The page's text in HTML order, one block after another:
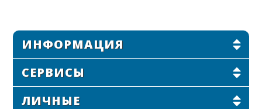
ИНФОРМАЦИЯ
СЕРВИСЫ
ЛИЧНЫЕ